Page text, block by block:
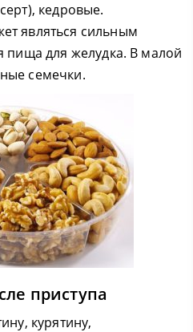
кедровые.
являться сильным
пища для желудка. В малой
семечки.
приступа
курятину,